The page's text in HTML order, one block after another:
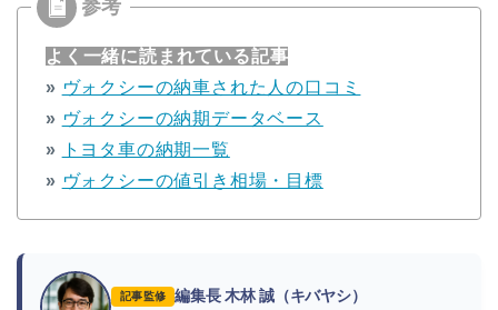
よく一緒に読まれている記事
» ヴォクシーの納車された人の口コミ
» ヴォクシーの納期データベース
»
トヨタ車の納期一覧
» ヴォクシーの値引き相場・目標
記事監修 編集長 木林 誠（キバヤシ）